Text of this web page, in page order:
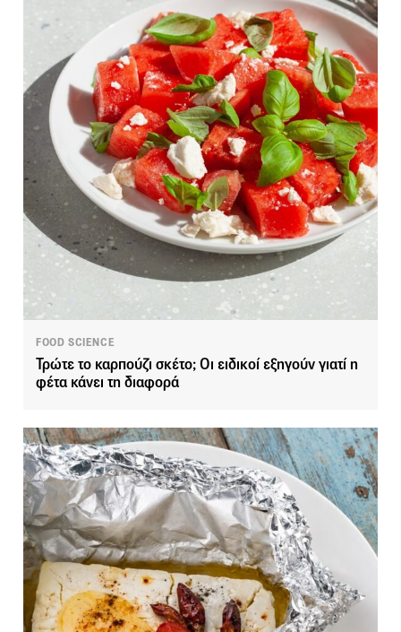
FOOD SCIENCE
Τρώτε το καρπούζι σκέτο; Οι ειδικοί εξηγούν γιατί η
φέτα κάνει τη διαφορά